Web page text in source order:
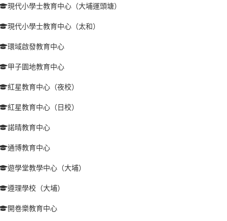
現代小學士教育中心（大埔運頭塘）
現代小學士教育中心（太和）
環域啟發教育中心
甲子園地教育中心
紅星教育中心（夜校）
紅星教育中心（日校）
諾晴教育中心
通博教育中心
遊學堂教學中心（大埔）
遵理學校（大埔）
開卷樂教育中心